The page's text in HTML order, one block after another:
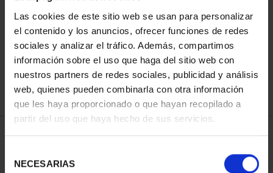
Las cookies de este sitio web se usan para personalizar
el contenido y los anuncios, ofrecer funciones de redes
sociales y analizar el tráfico. Además, compartimos
información sobre el uso que haga del sitio web con
nuestros partners de redes sociales, publicidad y análisis
web, quienes pueden combinarla con otra información
que les haya proporcionado o que hayan recopilado a
partir del uso que haya hecho de sus servicios.
NECESARIAS
ORDENAR POR:
REFINAR
1 Productos encontrados